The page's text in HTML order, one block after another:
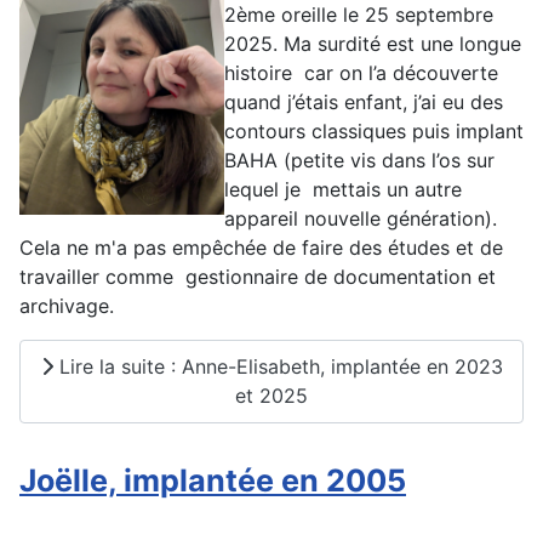
2ème oreille le 25 septembre
2025. Ma surdité est une longue
histoire car on l’a découverte
quand j’étais enfant, j’ai eu des
contours classiques puis implant
BAHA (petite vis dans l’os sur
lequel je mettais un autre
appareil nouvelle génération).
Cela ne m'a pas empêchée de faire des études et de
travailler comme gestionnaire de documentation et
archivage.
Lire la suite : Anne-Elisabeth, implantée en 2023
et 2025
Joëlle, implantée en 2005